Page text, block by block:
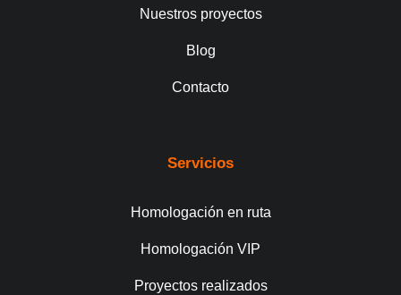
Nuestros proyectos
Blog
Contacto
Servicios
Homologación en ruta
Homologación VIP
Proyectos realizados